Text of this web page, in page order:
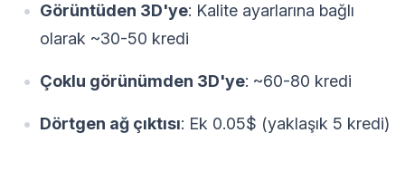
Görüntüden 3D'ye: Kalite ayarlarına bağlı
olarak ~30-50 kredi
Çoklu görünümden 3D'ye: ~60-80 kredi
Dörtgen ağ çıktısı: Ek 0.05$ (yaklaşık 5 kredi)